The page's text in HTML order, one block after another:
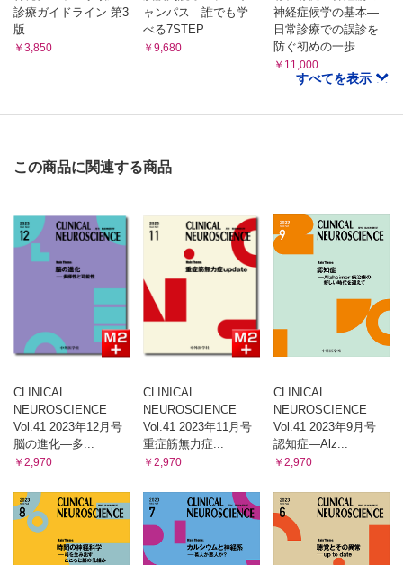
診療ガイドライン 第3
版
￥3,850
ャンパス 誰でも学
べる7STEP
￥9,680
神経症候学の基本―
日常診療での誤診を
防ぐ初めの一歩
￥11,000
すべてを表示
この商品に関連する商品
CLINICAL
NEUROSCIENCE
Vol.41 2023年12月号
脳の進化―多...
￥2,970
CLINICAL
NEUROSCIENCE
Vol.41 2023年11月号
重症筋無力症...
￥2,970
CLINICAL
NEUROSCIENCE
Vol.41 2023年9月号
認知症―Alz...
￥2,970